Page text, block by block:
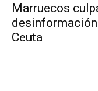
Marruecos
Ceuta